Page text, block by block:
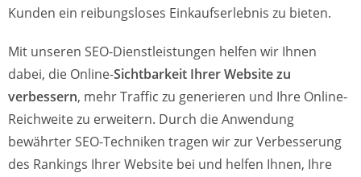
Kunden ein reibungsloses Einkaufserlebnis zu bieten.
Mit unseren SEO-Dienstleistungen helfen wir Ihnen
dabei, die Online-Sichtbarkeit Ihrer Website zu
verbessern, mehr Traffic zu generieren und Ihre Online-
Reichweite zu erweitern. Durch die Anwendung
bewährter SEO-Techniken tragen wir zur Verbesserung
des Rankings Ihrer Website bei und helfen Ihnen, Ihre